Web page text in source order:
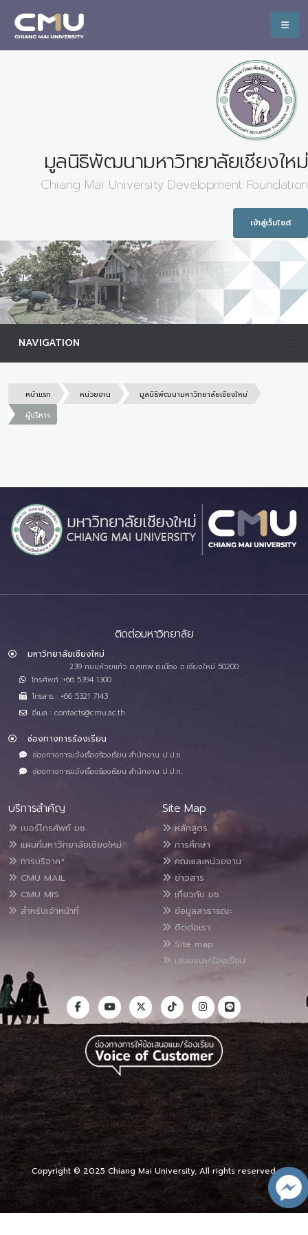
มูลนิธิพัฒนามหาวิทยาลัยเชียงใหม่
Chiang Mai University Development Foundation
เข้าสู่เว็บไซต์
NAVIGATION
หน้าแรก หน่วยงาน
มูลนิธิพัฒนามหาวิทยาลัยเชียงใหม่
ผู้บริหาร
ติดต่อมหาวิทยาลัย
มหาวิทยาลัยเชียงใหม่
239 ถนนห้วยแก้ว ต.สุเทพ อ.เมือง จ.เชียงใหม่ 50200
โทรศัพท์ :+66 5394 1300
โทรสาร : +66 5321 7143
อีเมล : contacts@cmu.ac.th
ช่องทางการร้องเรียน
ช่องทางการแจ้งเรื่องร้องเรียน สำนักงาน ป.ป.ช.
ช่องทางการแจ้งเรื่องร้องเรียน สำนักงาน ป.ป.ท.
บริการสำคัญ
เบอร์โทรศัพท์ มช.
แผนที่มหาวิทยาลัยเชียงใหม่
การบริจาค*
CMU MAIL
CMU MIS
สำหรับเจ้าหน้าที่
Site Map
หลักสูตร
การศึกษา
คณะและหน่วยงาน
ข่าวสาร
เกี่ยวกับ มช.
ข้อมูลสาธารณะ
ติดต่อเรา
Site map
เสนอแนะ/ร้องเรียน
Copyright © 2025 Chiang Mai University, All rights reserved.